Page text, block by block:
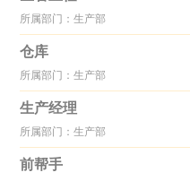
所属部门：生产部
仓库
所属部门：生产部
生产经理
所属部门：生产部
前帮手